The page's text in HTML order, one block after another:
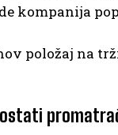
kompanija
položaj na
ostati